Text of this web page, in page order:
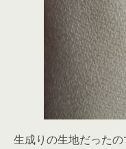
生成りの生地だった